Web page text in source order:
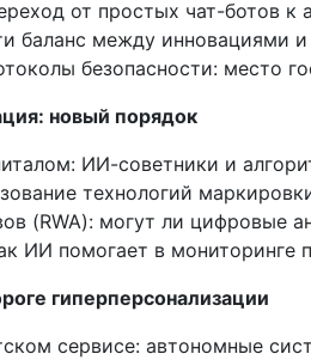
от простых чат-
баланс между инновациями
безопасности: место
новый порядок
ИИ-советники и
технологий
(RWA): могут ли цифровые
ИИ помогает в мониторинге
гиперперсонализации
сервисе: автономные